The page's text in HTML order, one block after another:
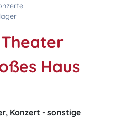
Haus
Konzert - sonstige